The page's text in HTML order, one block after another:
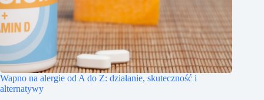
Wapno na alergie od A do Z: działanie, skuteczność i
alternatywy